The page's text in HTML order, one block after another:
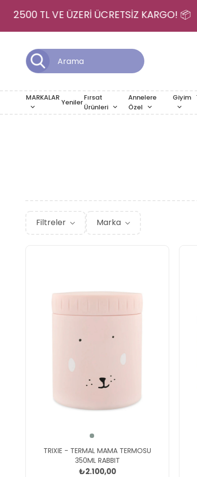
2500 TL VE ÜZERİ ÜCRETSİZ KARGO!
MARKALAR
Yeniler
Fırsat
Ürünleri
Annelere
Özel
Giyim
Filtreler Marka
TRIXIE - TERMAL MAMA TERMOSU
350ML RABBIT
₺2.100,00